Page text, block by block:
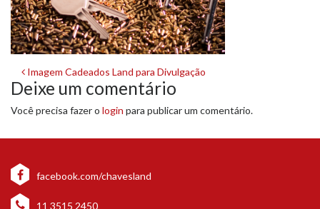
Navegação
de
post
Imagem Cadeados Land para Divulgação
Deixe um comentário
Você precisa fazer o login para publicar um comentário.
facebook.com/chavesland
11 3515 2450